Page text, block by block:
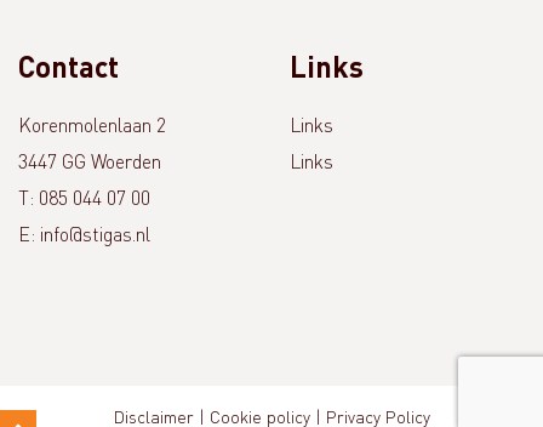
Contact
Korenmolenlaan 2
3447 GG Woerden
T: 085 044 07 00
E: info@stigas.nl
Links
Links
Links
Disclaimer Cookie policy Privacy Policy